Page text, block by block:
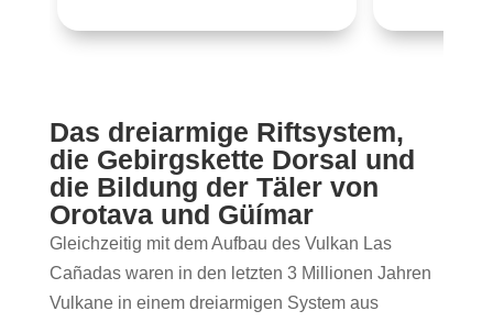
Das dreiarmige Riftsystem,
die Gebirgskette Dorsal und
die Bildung der Täler von
Orotava und Güímar
Gleichzeitig mit dem Aufbau des Vulkan Las
Cañadas waren in den letzten 3 Millionen Jahren
Vulkane in einem dreiarmigen System aus